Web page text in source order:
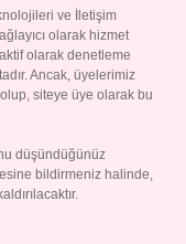
ve İletişim
olarak hizmet
olarak denetleme
Ancak, üyelerimiz
siteye üye olarak bu
düşündüğünüz
bildirmeniz halinde,